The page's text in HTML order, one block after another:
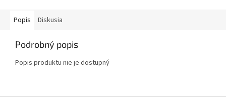
Popis Diskusia
Podrobný popis
Popis produktu nie je dostupný